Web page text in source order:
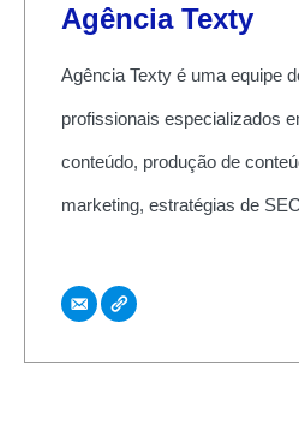
Agência Texty
Agência Texty é uma equipe
profissionais especializados
conteúdo, produção de
marketing, estratégias de